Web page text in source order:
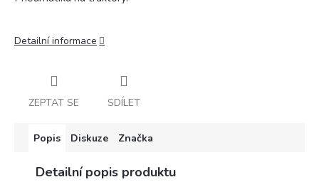
Detailní informace
ZEPTAT SE SDÍLET
Popis Diskuze Značka
Detailní popis produktu